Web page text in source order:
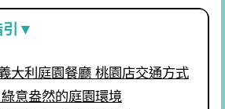
引▼
大利庭園餐廳 桃園店交通方式
意盎然的庭園環境